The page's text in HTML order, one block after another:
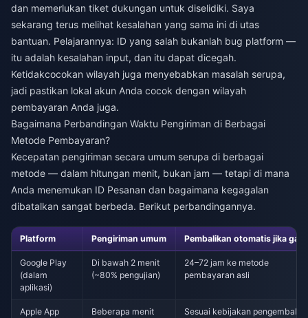
dan memerlukan tiket dukungan untuk diselidiki. Saya
sekarang terus melihat kesalahan yang sama ini di utas
bantuan. Pelajarannya: ID yang salah bukanlah bug platform —
itu adalah kesalahan input, dan itu dapat dicegah.
Ketidakcocokan wilayah juga menyebabkan masalah serupa,
jadi pastikan lokal akun Anda cocok dengan wilayah
pembayaran Anda juga.
Bagaimana Perbandingan Waktu Pengiriman di Berbagai
Metode Pembayaran?
Kecepatan pengiriman secara umum serupa di berbagai
metode — dalam hitungan menit, bukan jam — tetapi di mana
Anda menemukan ID Pesanan dan bagaimana kegagalan
dibatalkan sangat berbeda. Berikut perbandingannya.
Platform Pengiriman umum Pembalikan otomatis jika
Google Play
(dalam
aplikasi)
Di bawah 2 menit
(~80% pengujian)
24–72 jam ke metode
pembayaran asli
Apple App
Beberapa menit
Sesuai kebijakan